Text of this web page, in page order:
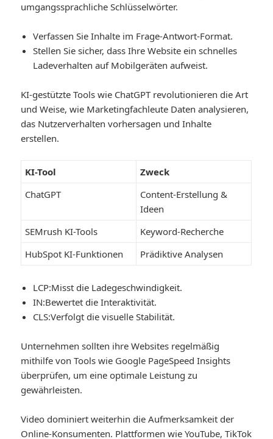
umgangssprachliche Schlüsselwörter.
Verfassen Sie Inhalte im Frage-Antwort-Format.
Stellen Sie sicher, dass Ihre Website ein schnelles
Ladeverhalten auf Mobilgeräten aufweist.
KI-gestützte Tools wie ChatGPT revolutionieren die Art
und Weise, wie Marketingfachleute Daten analysieren,
das Nutzerverhalten vorhersagen und Inhalte
erstellen.
KI-Tool
Zweck
ChatGPT
Content-Erstellung &
Ideen
SEMrush KI-Tools
Keyword-Recherche
HubSpot KI-Funktionen
Prädiktive Analysen
LCP:Misst die Ladegeschwindigkeit.
IN:Bewertet die Interaktivität.
CLS:Verfolgt die visuelle Stabilität.
Unternehmen sollten ihre Websites regelmäßig
mithilfe von Tools wie Google PageSpeed ​​Insights
überprüfen, um eine optimale Leistung zu
gewährleisten.
Video dominiert weiterhin die Aufmerksamkeit der
Online-Konsumenten. Plattformen wie YouTube, TikTok